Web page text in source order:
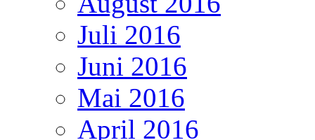
Juli 2016
Juni 2016
Mai 2016
April 2016